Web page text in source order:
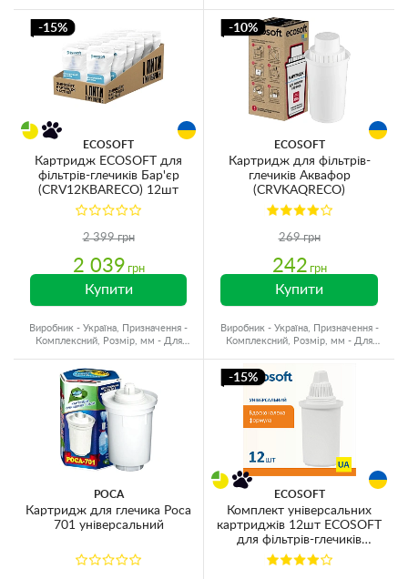
-15%
ECOSOFT
Картридж ECOSOFT для
фільтрів-глечиків Бар'єр
(CRV12KBARECO) 12шт
2 399 грн
2 039 грн
Купити
Виробник - Україна, Призначення -
Комплексний, Розмір, мм - Для
-10%
ECOSOFT
Картридж для фільтрів-
глечиків Аквафор
(CRVKAQRECO)
269 грн
242 грн
Купити
Виробник - Україна, Призначення -
Комплексний, Розмір, мм - Для
РОСА
Картридж для глечика Роса
701 універсальний
-15%
ECOSOFT
Комплект універсальних
картриджів 12шт ECOSOFT
для фільтрів-глечиків
(CRVKAB12ECO)